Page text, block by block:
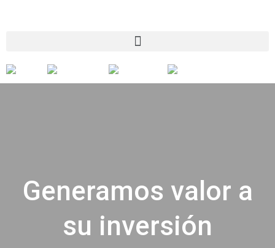
Generamos valor a
su inversión